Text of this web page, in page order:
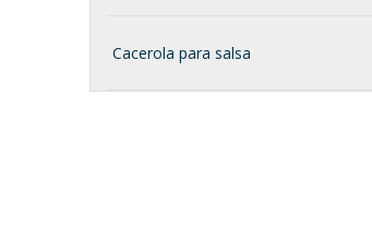
Cacerola para salsa